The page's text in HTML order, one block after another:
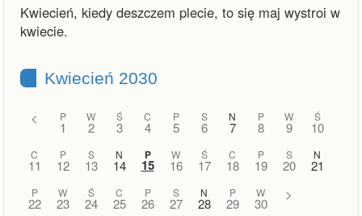
Kwiecień, kiedy deszczem plecie, to się maj wystroi w
kwiecie.
Kwiecień 2030
< P
1
W
2
Ś
3
C
4
P
5
S
6
N
7
P
8
W
9
Ś
10
C
11
P
12
S
13
N
14
P
15
W
16
Ś
17
C
18
P
19
S
20
N
21
P
22
W
23
Ś
24
C
25
P
26
S
27
N
28
P
29
W
30
>